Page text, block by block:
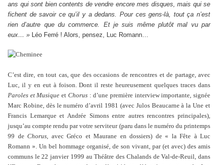
ans qui sont bien contents de vendre encore mes disques, mais qui se
fichent de savoir ce qu’il y a dedans. Pour ces gens-là, tout ça n’est
rien d’autre que du commerce. Et je suis même plutôt mal vu par
eux… » Léo Ferré ! Alors, pensez, Luc Romann…
C’est dire, en tout cas, que des occasions de rencontres et de partage, avec
Luc, il y en eut à foison. Dont il reste heureusement quelques traces dans
Paroles et Musique et Chorus: d’une première interview importante, signée
Marc Robine, dès le numéro d’avril 1981 (avec Julos Beaucarne à la Une et
Francis Lemarque et Andrée Simons entre autres rencontres principales),
jusqu’au compte rendu par votre serviteur (paru dans le numéro du printemps
99 de Chorus, avec Gréco et Maurane en dossiers) de « la Fête à Luc
Romann ». Un bel hommage organisé, de son vivant, par (et avec) des amis
communs le 22 janvier 1999 au Théâtre des Chalands de Val-de-Reuil, dans